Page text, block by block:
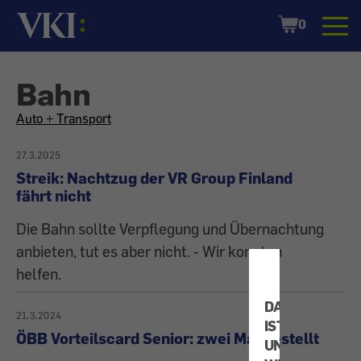
IST
UNS
Startseite
Shopping
Cart
0
Bahn
All
articles
on
the
topic
Auto + Transport
27.3.2025
Streik: Nachtzug der VR Group Finland
fährt nicht
Die Bahn sollte Verpflegung und Übernachtung
anbieten, tut es aber nicht. - Wir konnten
helfen.
21.3.2024
ÖBB Vorteilscard Senior: zwei Mal bestellt